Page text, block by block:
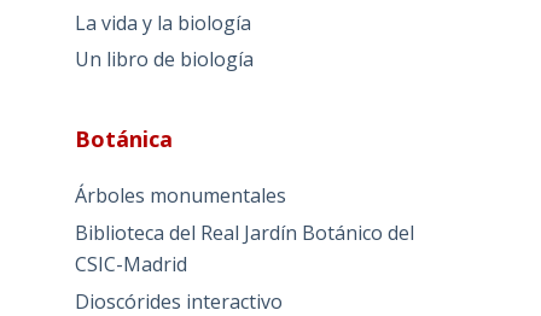
La vida y la biología
Un libro de biología
Botánica
Árboles monumentales
Biblioteca del Real Jardín Botánico del
CSIC-Madrid
Dioscórides interactivo